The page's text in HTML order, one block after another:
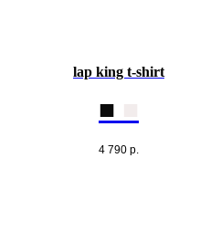
lap king t-shirt
■
4 790 р.